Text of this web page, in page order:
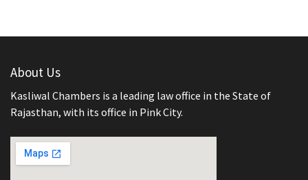
About Us
Kasliwal Chambers is a leading law office in the State of
Rajasthan, with its office in Pink City.